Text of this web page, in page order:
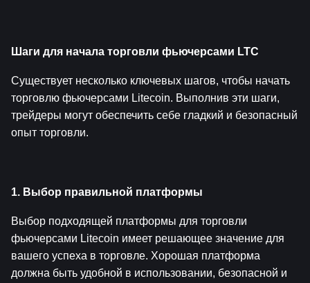
Шаги для начала торговли фьючерсами LTC
Существует несколько ключевых шагов, чтобы начать
торговлю фьючерсами Litecoin. Выполнив эти шаги,
трейдеры могут обеспечить себе гладкий и безопасный
опыт торговли.
1. Выбор правильной платформы
Выбор подходящей платформы для торговли
фьючерсами Litecoin имеет решающее значение для
вашего успеха в торговле. Хорошая платформа
должна быть удобной в использовании, безопасной и